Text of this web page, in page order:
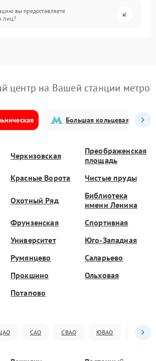
вы предоставляете
лиц?
центр на Вашей станции метро
Большая кольцевая
Черкизовская
Преображенская
площадь
Красные Ворота Чистые пруды
Охотный Ряд
Библиотека
имени Ленина
Фрунзенская
Спортивная
Университет
Юго-Западная
Румянцево
Саларьево
Прокшино
Ольховая
Потапово
САО СВАО ЮВАО ЮАО